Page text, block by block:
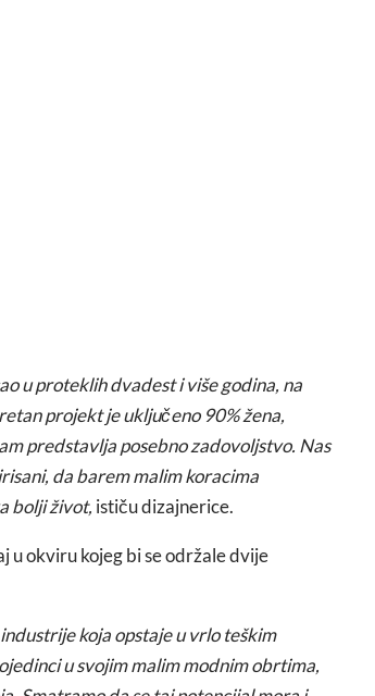
u proteklih dvadest i više godina, na
projekt je uključeno 90% žena,
predstavlja posebno zadovoljstvo. Nas
da barem malim koracima
bolji život, ističu dizajnerice.
u okviru kojeg bi se održale dvije
koja opstaje u vrlo teškim
u svojim malim modnim obrtima,